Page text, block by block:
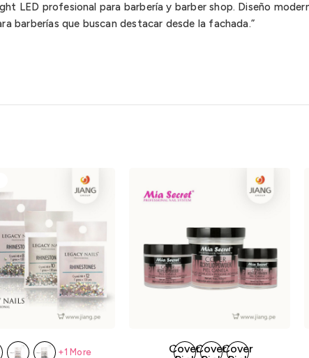
LED profesional para barbería y barber shop. Diseño
barberías que buscan destacar desde la fachada.”
+1 More
CoverCoverCover